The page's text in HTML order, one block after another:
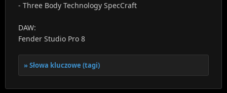
- Three Body Technology SpecCraft
DAW:
Fender Studio Pro 8
Słowa kluczowe (tagi)